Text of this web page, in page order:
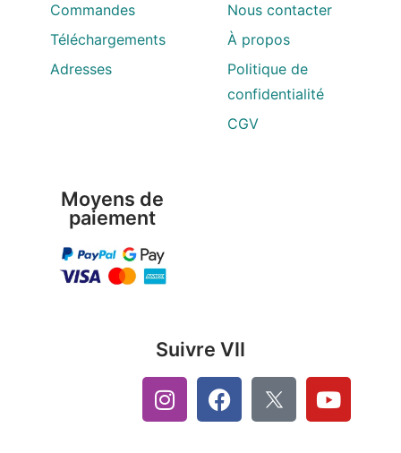
Commandes
Téléchargements
Adresses
Nous contacter
À propos
Politique de
confidentialité
CGV
Moyens de
paiement
Suivre VII